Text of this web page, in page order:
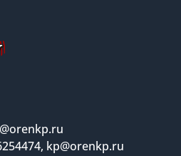
kp@orenkp.ru